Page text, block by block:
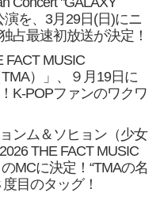
演を、3月29日(日)にニ
占最速初放送が決定！
FACT MUSIC
）」、９月19日に
K-POPファンのワクワ
ンム＆ソヒョン（少女
THE FACT MUSIC
MCに決定！“TMAの名
目のタッグ！